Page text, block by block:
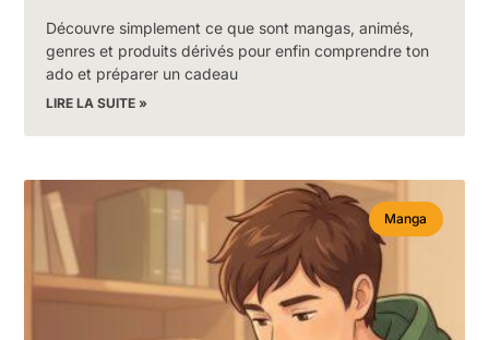
Découvre simplement ce que sont mangas, animés,
genres et produits dérivés pour enfin comprendre ton
ado et préparer un cadeau
LIRE LA SUITE »
Manga